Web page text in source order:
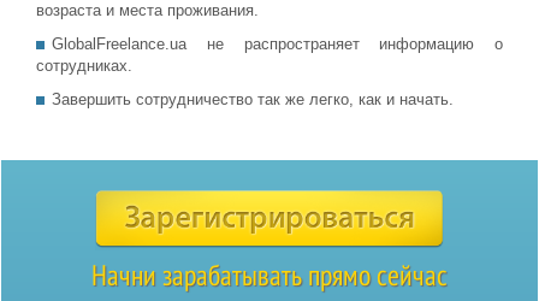
возраста и места проживания.
GlobalFreelance.ua не распространяет информацию о
сотрудниках.
Завершить сотрудничество так же легко, как и начать.
Начни зарабатывать прямо сейчас